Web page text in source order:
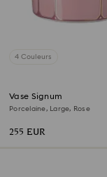
4 Couleurs
Vase Signum
Porcelaine, Large, Rose
255 EUR